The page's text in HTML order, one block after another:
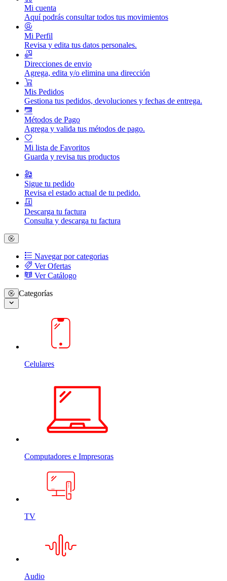
Mi cuenta
Aquí podrás consultar todos tus movimientos
Mi Perfil
Revisa y edita tus datos personales.
Direcciones de envio
Agrega, edita y/o elimina una dirección
Mis Pedidos
Gestiona tus pedidos, devoluciones y fechas de entrega.
Métodos de Pago
Agrega y valida tus métodos de pago.
Mi lista de Favoritos
Guarda y revisa tus productos
Sigue tu pedido
Revisa el estado actual de tu pedido.
Descarga tu factura
Consulta y descarga tu factura
Navegar por categorias
Ver Ofertas
Ver Catálogo
Categorías
Celulares
Computadores e Impresoras
TV
Audio